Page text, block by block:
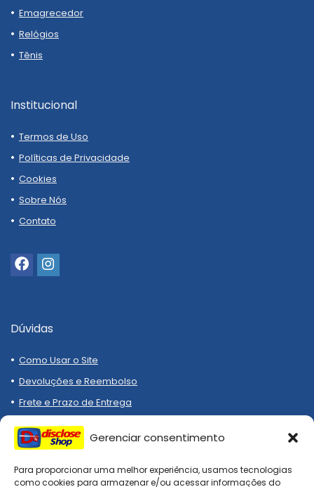
Gerenciar consentimento
Para proporcionar uma melhor experiência, usamos tecnologias
como cookies para armazenar e/ou acessar informações do
Emagrecedor
Relógios
Tênis
Institucional
Termos de Uso
Políticas de Privacidade
Cookies
Sobre Nós
Contato
Dúvidas
Como Usar o Site
Devoluções e Reembolso
Frete e Prazo de Entrega
Métodos de Pagamento